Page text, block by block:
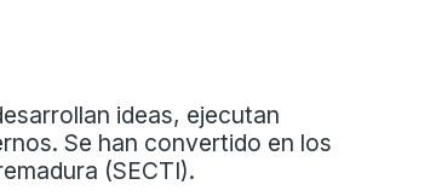
ideas, ejecutan
Se han convertido en los
(SECTI).